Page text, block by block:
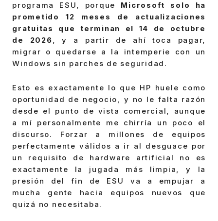
programa ESU, porque Microsoft solo ha
prometido 12 meses de actualizaciones
gratuitas que terminan el 14 de octubre
de 2026, y a partir de ahí toca pagar,
migrar o quedarse a la intemperie con un
Windows sin parches de seguridad.
Esto es exactamente lo que HP huele como
oportunidad de negocio, y no le falta razón
desde el punto de vista comercial, aunque
a mí personalmente me chirría un poco el
discurso. Forzar a millones de equipos
perfectamente válidos a ir al desguace por
un requisito de hardware artificial no es
exactamente la jugada más limpia, y la
presión del fin de ESU va a empujar a
mucha gente hacia equipos nuevos que
quizá no necesitaba.